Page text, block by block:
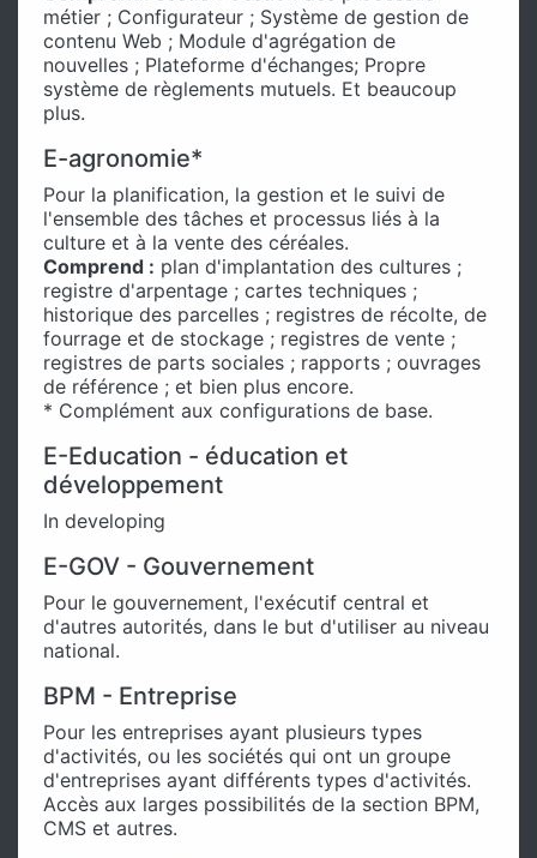
métier ; Configurateur ; Système de gestion de
contenu Web ; Module d'agrégation de
nouvelles ; Plateforme d'échanges; Propre
système de règlements mutuels. Et beaucoup
plus.
E-agronomie*
Pour la planification, la gestion et le suivi de
l'ensemble des tâches et processus liés à la
culture et à la vente des céréales.
Comprend : plan d'implantation des cultures ;
registre d'arpentage ; cartes techniques ;
historique des parcelles ; registres de récolte, de
fourrage et de stockage ; registres de vente ;
registres de parts sociales ; rapports ; ouvrages
de référence ; et bien plus encore.
* Complément aux configurations de base.
E-Education - éducation et
développement
In developing
E-GOV - Gouvernement
Pour le gouvernement, l'exécutif central et
d'autres autorités, dans le but d'utiliser au niveau
national.
BPM - Entreprise
Pour les entreprises ayant plusieurs types
d'activités, ou les sociétés qui ont un groupe
d'entreprises ayant différents types d'activités.
Accès aux larges possibilités de la section BPM,
CMS et autres.